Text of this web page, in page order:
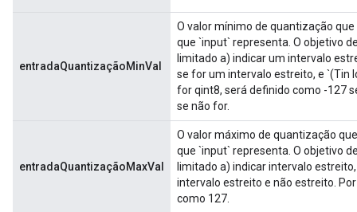
entradaQuantizaçãoMinVal
O valor mínimo de quantização
que `input` representa. O objetivo
limitado a) indicar um intervalo
se for um intervalo estreito, e `(Tin
for qint8, será definido como -127
se não for.
entradaQuantizaçãoMaxVal
O valor máximo de quantização
que `input` representa. O objetivo
limitado a) indicar intervalo
intervalo estreito e não estreito.
como 127.